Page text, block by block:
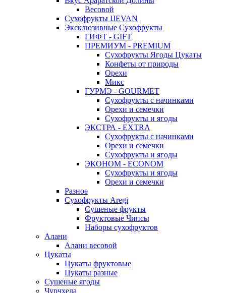
Весовой
Сухофрукты IJEVAN
Эксклюзивные Сухофрукты
ГИФТ - GIFT
ПРЕМИУМ - PREMIUM
Сухофрукты Ягоды Цукаты
Конфеты от природы
Орехи
Микс
ГУРМЭ - GOURMET
Сухофрукты с начинками
Орехи и семечки
Сухофрукты и ягоды
ЭКСТРА - EXTRA
Сухофрукты с начинками
Орехи и семечки
Сухофрукты и ягоды
ЭКОНОМ - ECONOM
Сухофрукты и ягоды
Орехи и семечки
Разное
Сухофрукты Aregi
Сушеные фрукты
Фруктовые Чипсы
Наборы сухофруктов
Алани
Алани весовой
Цукаты
Цукаты фруктовые
Цукаты разные
Сушеные ягоды
Чурчхела